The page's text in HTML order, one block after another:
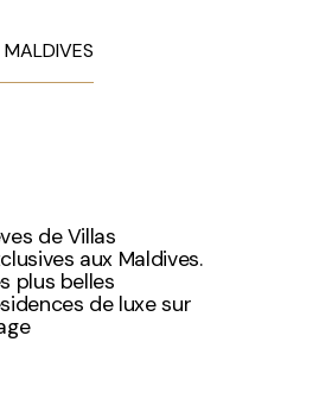
MALDIVES
de Villas
aux Maldives.
plus belles
de luxe sur